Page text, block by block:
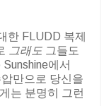
한 FLUDD 복제
그래도 그들도
에서
만으로 당신을
는 분명히 그런